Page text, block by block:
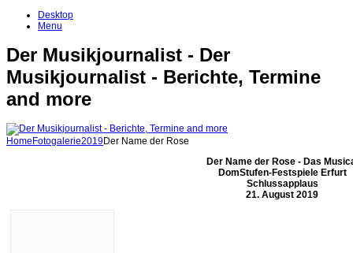
Desktop
Menu
Der Musikjournalist - Der
Musikjournalist - Berichte, Termine
and more
Home Fotogalerie2019Der Name der Rose
Der Name der Rose - Das
DomStufen-Festspiele Erfurt
Schlussapplaus
21. August 2019